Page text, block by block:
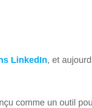
LinkedIn, et
comme un outil